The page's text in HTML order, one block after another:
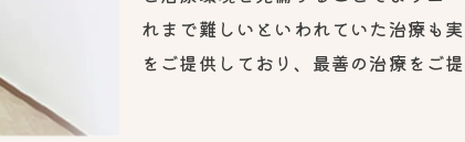
れまで難しいといわれていた治療も
をご提供しており、最善の治療をご提